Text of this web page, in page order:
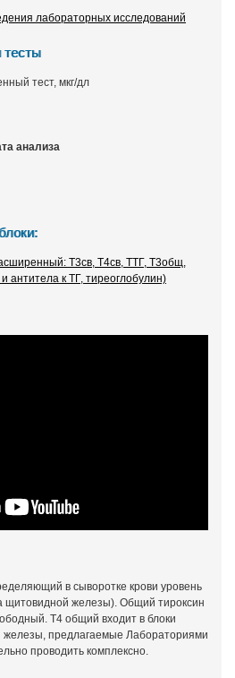
лабораторных исследований
тест, мкг/дл
анализа
Т3св, Т4св, ТТГ, Т3общ,
антитела к ТГ, тиреоглобулин)
в сыворотке крови уровень
щитовидной железы). Общий тироксин
Т4 общий входит в блоки
предлагаемые Лабораториями
проводить комплексно.